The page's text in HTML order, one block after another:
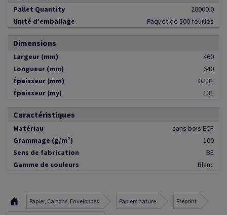
Pallet Quantity
20000.0
Unité d'emballage
Paquet de 500 feuilles
Dimensions
Largeur (mm)
460
Longueur (mm)
640
Épaisseur (mm)
0.131
Épaisseur (my)
131
Caractéristiques
Matériau
sans bois ECF
Grammage (g/m²)
100
Sens de fabrication
BE
Gamme de couleurs
Blanc
Papier, Cartons, Enveloppes Papiers nature Préprint